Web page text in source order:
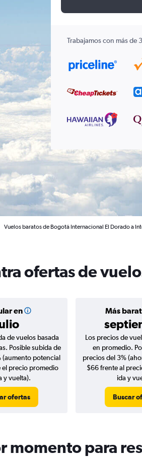
Trabajamos con más de
Vuelos baratos de Bogotá Internacional El Dorado a
ofertas de
en Más
de vuelos basada
Posible subida de
(aumento potencial
precio promedio
y vuelta).
ofertas
Los precios de
en promedio.
precios del 3%
$66 frente al
ida y
Buscar
momento para